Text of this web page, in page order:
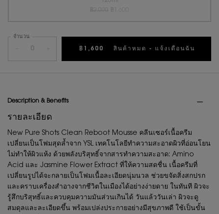
จำนวน
+ ฿1,600 สินค้าหมด - แจ้งเตือนฉัน
Description & Benefits
รายละเอียด
New Pure Shots Clean Reboot Mousse คลีนเซอร์เนื้อครีม
เปลี่ยนเป็นโฟมสุดล้ำจาก YSL เทคโนโลยีทำความสะอาดผิวที่อ่อนโยน
ไม่ทำให้ผิวแห้ง ด้วยพลังบริสุทธิ์จากสารทำความสะอาด: Amino
Acid และ Jasmine Flower Extract ที่ให้ความสดชื่น เนื้อครีมที่
เปลี่ยนรูปได้จะกลายเป็นโฟมเนื้อละเอียดนุ่มนวล ช่วยขจัดสิ่งสกปรก
และคราบเครื่องสำอางจากชีวิตในเมืองได้อย่างง่ายดาย ในทันที ผิวจะ
รู้สึกบริสุทธิ์และควบคุมความมันส่วนเกินได้ วันแล้ววันเล่า ผิวจะดู
สมดุลและละเอียดขึ้น พร้อมเปล่งประกายอย่างมีสุขภาพดี ใช้เป็นขั้น